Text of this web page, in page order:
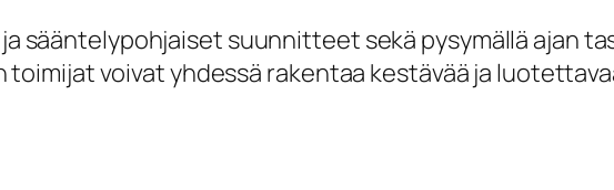
sääntelypohjaiset suunnitteet sekä pysymällä ajan
voivat yhdessä rakentaa kestävää ja